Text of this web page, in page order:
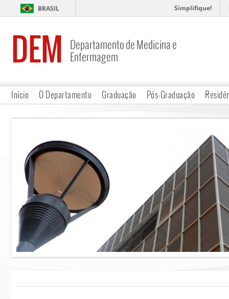
BRASIL Simplifique!
DEM
Departamento de Medicina e
Enfermagem
Início O Departamento Graduação Pós-Graduação